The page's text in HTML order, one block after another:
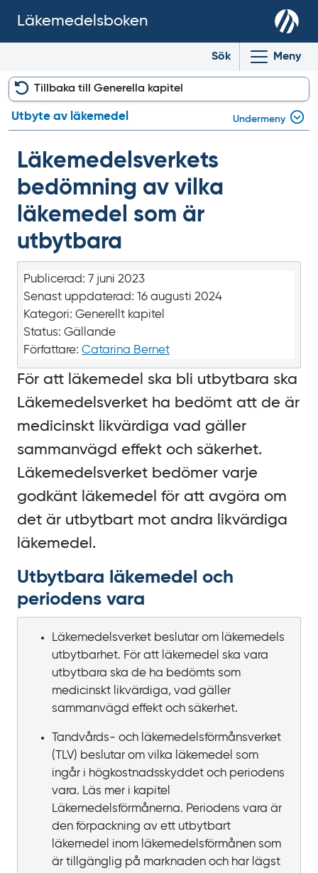
Läkemedelsboken
Sök Meny
Läkemedelsverkets
bedömning av vilka
läkemedel som är
utbytbara
Publicerad: 7 juni 2023
Senast uppdaterad: 16 augusti 2024
Kategori: Generellt kapitel
Status: Gällande
Författare: Catarina Bernet
För att läkemedel ska bli utbytbara ska
Läkemedelsverket ha bedömt att de är
medicinskt likvärdiga vad gäller
sammanvägd effekt och säkerhet.
Läkemedelsverket bedömer varje
godkänt läkemedel för att avgöra om
det är utbytbart mot andra likvärdiga
läkemedel.
Utbytbara läkemedel och
periodens vara
Läkemedelsverket beslutar om läkemedels
utbytbarhet. För att läkemedel ska vara
utbytbara ska de ha bedömts som
medicinskt likvärdiga, vad gäller
sammanvägd effekt och säkerhet.
Tandvårds- och läkemedelsförmånsverket
(TLV) beslutar om vilka läkemedel som
ingår i högkostnadsskyddet och periodens
vara. Läs mer i kapitel
Läkemedelsförmånerna. Periodens vara är
den förpackning av ett utbytbart
läkemedel inom läkemedelsförmånen som
är tillgänglig på marknaden och har lägst
Tillbaka till Generella kapitel
Utbyte av läkemedel Undermeny